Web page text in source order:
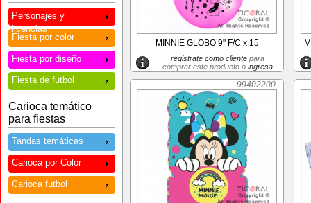
Personajes y
licencias
Fiesta por color
Fiesta por diseño
Fiesta de futbol
Carioca temático
para fiestas
Tandas temáticas
Carioca por Color
Carioca futbol
MINNIE GLOBO 9" F/C x 15
registrate como clientepara
comprar este producto o ingresa
99402200